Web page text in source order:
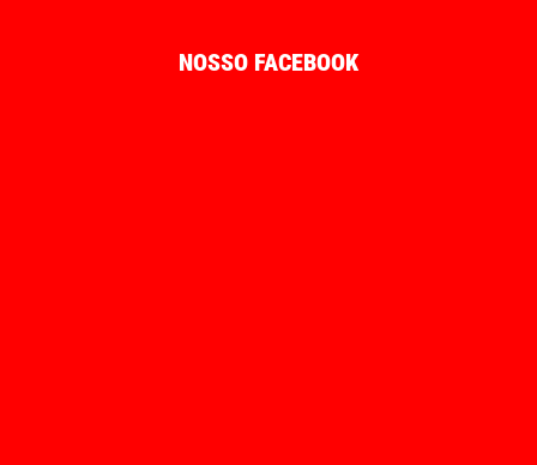
NOSSO FACEBOOK